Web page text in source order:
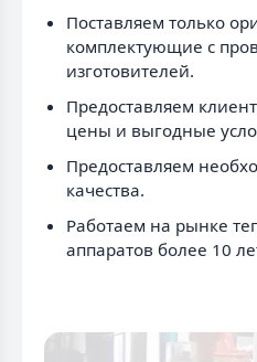
Поставляем только
комплектующие с
изготовителей.
Предоставляем
цены и выгодные
Предоставляем
качества.
Работаем на рынке
аппаратов более 10